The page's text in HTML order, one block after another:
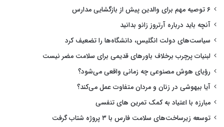
۶ توصیه مهم برای والدین پیش از بازگشایی مدارس
آنچه باید درباره آرتروز زانو بدانید
سیاست‌های دولت انگلیس، دانشگاه‌ها را تضعیف کرد
لبنیات پرچرب برخلاف باورهای قدیمی برای سلامت مضر نیست
رؤیای هوش مصنوعی چه زمانی واقعی می‌شود؟
آیا بیهوشی در زنان و مردان متفاوت عمل می‌کند؟
مبارزه با اعتیاد به کمک تمرین های تنفسی
توسعه زیرساخت‌های سلامت فارس با ۳ پروژه شتاب گرفت